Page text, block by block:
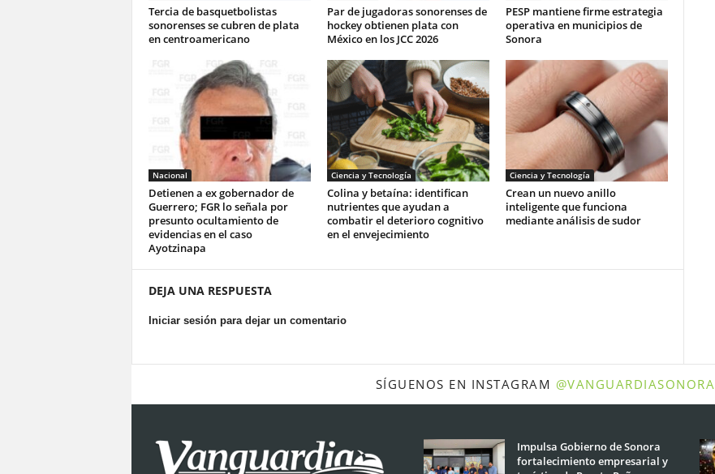
Tercia de basquetbolistas
sonorenses se cubren de plata
en centroamericano
Par de jugadoras sonorenses de
hockey obtienen plata con
México en los JCC 2026
PESP mantiene firme estrategia
operativa en municipios de
Sonora
Nacional
Detienen a ex gobernador de
Guerrero; FGR lo señala por
presunto ocultamiento de
evidencias en el caso
Ayotzinapa
Ciencia y Tecnología
Colina y betaína: identifican
nutrientes que ayudan a
combatir el deterioro cognitivo
en el envejecimiento
Ciencia y Tecnología
Crean un nuevo anillo
inteligente que funciona
mediante análisis de sudor
DEJA UNA RESPUESTA
Iniciar sesión para dejar un comentario
SÍGUENOS EN INSTAGRAM @VANGUARDIASONORA
Impulsa Gobierno de Sonora
fortalecimiento empresarial y